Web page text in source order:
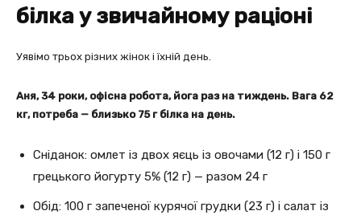
білка у звичайному раціоні
Уявімо трьох різних жінок і їхній день.
Аня, 34 роки, офісна робота, йога раз на тиждень. Вага 62
кг, потреба — близько 75 г білка на день.
Сніданок: омлет із двох яєць із овочами (12 г) і 150 г
грецького йогурту 5% (12 г) — разом 24 г
Обід: 100 г запеченої курячої грудки (23 г) і салат із